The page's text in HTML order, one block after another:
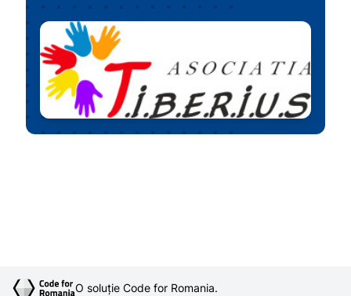
O soluție Code for Romania.